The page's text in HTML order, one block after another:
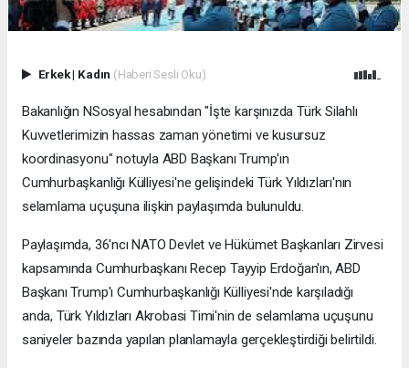
Erkek| Kadın (Haberi Sesli Oku)
Bakanlığın NSosyal hesabından "İşte karşınızda Türk Silahlı
Kuvvetlerimizin hassas zaman yönetimi ve kusursuz
koordinasyonu" notuyla ABD Başkanı Trump'ın
Cumhurbaşkanlığı Külliyesi'ne gelişindeki Türk Yıldızları'nın
selamlama uçuşuna ilişkin paylaşımda bulunuldu.
Paylaşımda, 36'ncı NATO Devlet ve Hükümet Başkanları Zirvesi
kapsamında Cumhurbaşkanı Recep Tayyip Erdoğan'ın, ABD
Başkanı Trump'ı Cumhurbaşkanlığı Külliyesi'nde karşıladığı
anda, Türk Yıldızları Akrobasi Timi'nin de selamlama uçuşunu
saniyeler bazında yapılan planlamayla gerçekleştirdiği belirtildi.